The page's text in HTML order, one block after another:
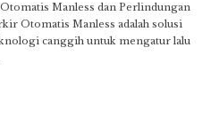
Manless dan Perlindungan
Otomatis Manless adalah solusi
canggih untuk mengatur lalu